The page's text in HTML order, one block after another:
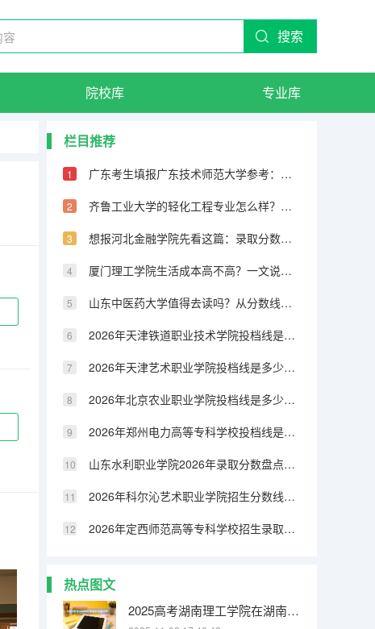
搜索
院校库 专业库
栏目推荐
广东考生填报广东技术师范大学参考：位次、专业与生活费
齐鲁工业大学的轻化工程专业怎么样？分数线与就业前景梳理
想报河北金融学院先看这篇：录取分数、王牌专业与校园环境
厦门理工学院生活成本高不高？一文说清住宿、食堂与周边配套
山东中医药大学值得去读吗？从分数线到就业率的客观分析
2026年天津铁道职业技术学院投档线是多少？分数线、费用与入学攻略
2026年天津艺术职业学院投档线是多少？分数线、费用与入学攻略
2026年北京农业职业学院投档线是多少？分数线、费用与入学攻略
2026年郑州电力高等专科学校投档线是多少？分数线、费用与入学攻略
山东水利职业学院2026年录取分数盘点：宿舍、费用、就业与FAQ
2026年科尔沁艺术职业学院招生分数线｜新生报到及生活指南
2026年定西师范高等专科学校招生录取分数｜报到流程与生活条件
热点图文
2025高考湖南理工学院在湖南招生批次 有哪些专业？